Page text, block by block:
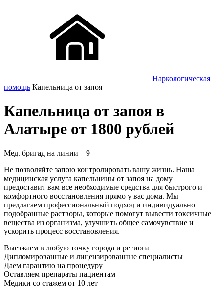
Наркологическая
помощь Капельница от запоя
Капельница от запоя в
Алатыре от 1800 рублей
Мед. бригад на линии – 9
Не позволяйте запою контролировать вашу жизнь. Наша
медицинская услуга капельницы от запоя на дому
предоставит вам все необходимые средства для быстрого и
комфортного восстановления прямо у вас дома. Мы
предлагаем профессиональный подход и индивидуально
подобранные растворы, которые помогут вывести токсичные
вещества из организма, улучшить общее самочувствие и
ускорить процесс восстановления.
Выезжаем в любую точку города и региона
Дипломированные и лицензированные специалисты
Даем гарантию на процедуру
Оставляем препараты пациентам
Медики со стажем от 10 лет